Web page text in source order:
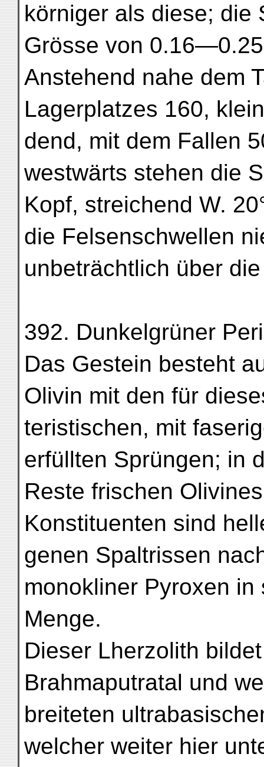
körniger als diese; die
Grösse von
Anstehend nahe dem
Lagerplatzes 160,
dend, mit dem Fallen
westwärts stehen die
Kopf, streichend W.
die Felsenschwellen
unbeträchtlich über
392. Dunkelgrüner
Das Gestein besteht
Olivin mit den für
teristischen, mit
erfüllten Sprüngen; in
Reste frischen
Konstituenten sind
genen Spaltrissen
monokliner Pyroxen
Menge.
Dieser Lherzolith
Brahmaputratal und
breiteten
welcher weiter hier